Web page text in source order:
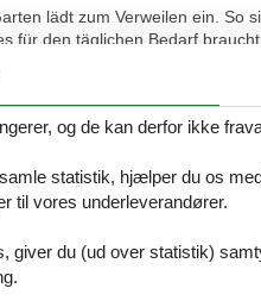
lädt zum Verweilen ein. So
für den täglichen Bedarf braucht.
ansteuern, eine tolle
für einen
und Essbereich, ein WC
og de kan derfor ikke
statistik, hjælper du os
til vores underleverandører.
giver du (ud over statistik)